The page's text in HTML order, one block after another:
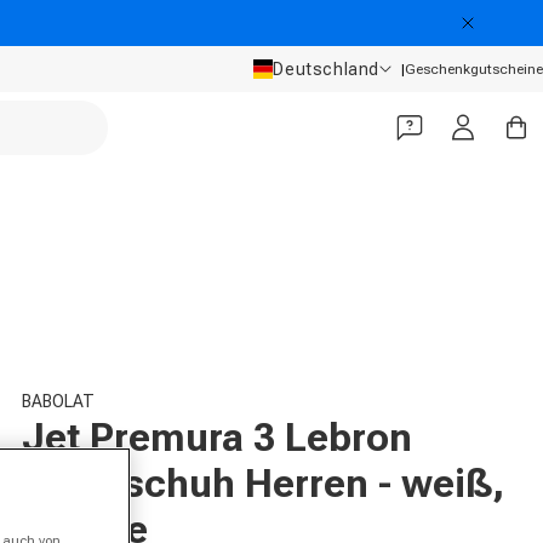
Land/Region
Deutschland |Geschenkgutscheine
Einloggen
BABOLAT
Jet Premura 3 Lebron
Padelschuh Herren - weiß,
orange